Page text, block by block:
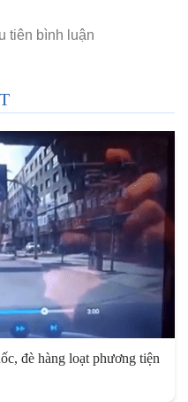
đè hàng loạt phương tiện